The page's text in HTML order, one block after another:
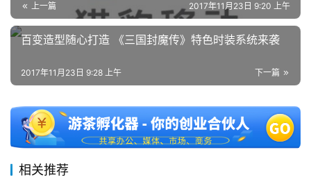
3
0
日
茶
对
接
上一篇 2017年11月23日 9:20 上午
百变造型随心打造 《三国封魔传》特色时装系统来袭
下一篇
2017年11月23日 9:28 上午
相关推荐